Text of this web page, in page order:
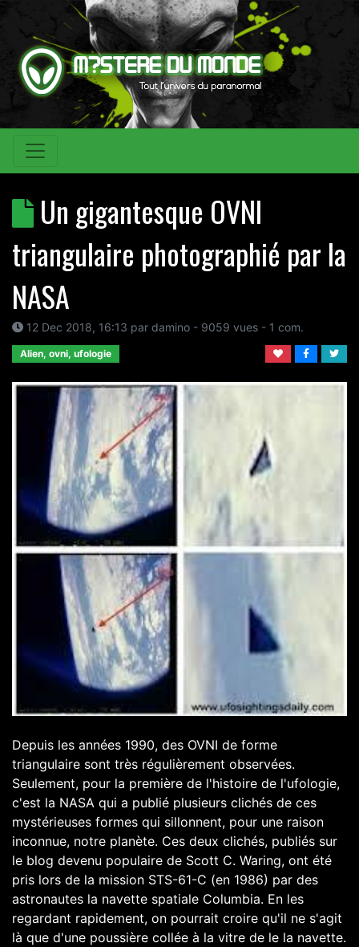
Un gigantesque OVNI
triangulaire photographié par la
NASA
12 Dec 2018, 16:13 par damino - 9059 vues - 1 com.
Alien, ovni, ufologie
Depuis les années 1990, des OVNI de forme
triangulaire sont très régulièrement observées.
Seulement, pour la première de l'histoire de l'ufologie,
c'est la NASA qui a publié plusieurs clichés de ces
mystérieuses formes qui sillonnent, pour une raison
inconnue, notre planète. Ces deux clichés, publiés sur
le blog devenu populaire de Scott C. Waring, ont été
pris lors de la mission STS-61-C (en 1986) par des
astronautes la navette spatiale Columbia. En les
regardant rapidement, on pourrait croire qu'il ne s'agit
là que d'une poussière collée à la vitre de le la navette.